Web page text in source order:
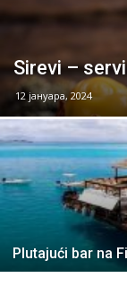
Sirevi –
12 јануара, 2024
Plutajući bar na